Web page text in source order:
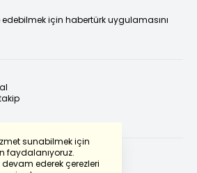
sunabilmek için
faydalanıyoruz.
ederek çerezleri
için habertürk uygulamasını